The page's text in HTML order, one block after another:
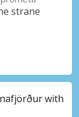
strane
with